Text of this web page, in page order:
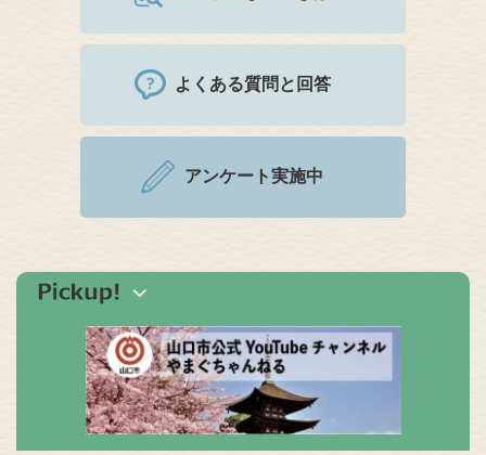
よくある質問と回答
アンケート実施中